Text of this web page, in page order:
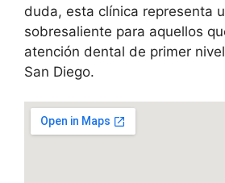
duda, esta clínica representa
sobresaliente para aquellos
atención dental de primer
San Diego.